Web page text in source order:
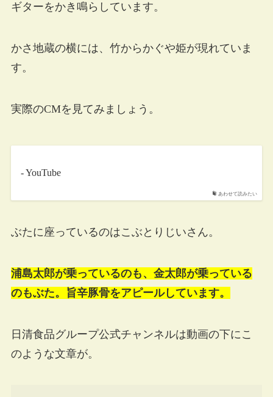
ギターをかき鳴らしています。
かさ地蔵の横には、竹からかぐや姫が現れていま
す。
実際のCMを見てみましょう。
あわせて読みたい
- YouTube
ぶたに座っているのはこぶとりじいさん。
浦島太郎が乗っているのも、金太郎が乗っている
のもぶた。旨辛豚骨をアピールしています。
日清食品グループ公式チャンネルは動画の下にこ
のような文章が。